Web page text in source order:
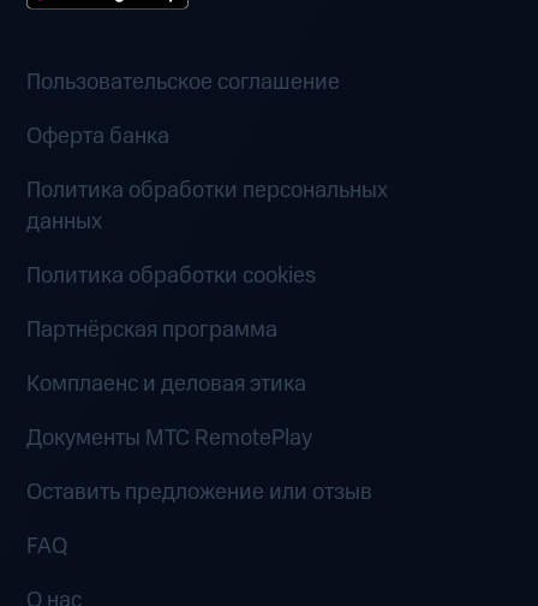
Пользовательское соглашение
Оферта банка
Политика обработки персональных
данных
Политика обработки cookies
Партнёрская программа
Комплаенс и деловая этика
Документы MTC RemotePlay
Оставить предложение или отзыв
FAQ